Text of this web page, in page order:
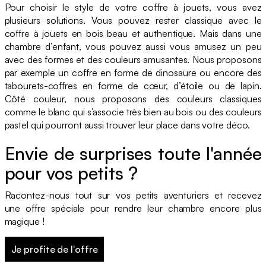
Pour choisir le style de votre coffre à jouets, vous avez
plusieurs solutions. Vous pouvez rester classique avec le
coffre à jouets en bois beau et authentique. Mais dans une
chambre d’enfant, vous pouvez aussi vous amusez un peu
avec des formes et des couleurs amusantes. Nous proposons
par exemple un coffre en forme de dinosaure ou encore des
tabourets-coffres en forme de cœur, d’étoile ou de lapin.
Côté couleur, nous proposons des couleurs classiques
comme le blanc qui s’associe très bien au bois ou des couleurs
pastel qui pourront aussi trouver leur place dans votre déco.
Envie de surprises toute l'année
pour vos petits ?
Racontez-nous tout sur vos petits aventuriers et recevez
une offre spéciale pour rendre leur chambre encore plus
magique !
Je profite de l'offre